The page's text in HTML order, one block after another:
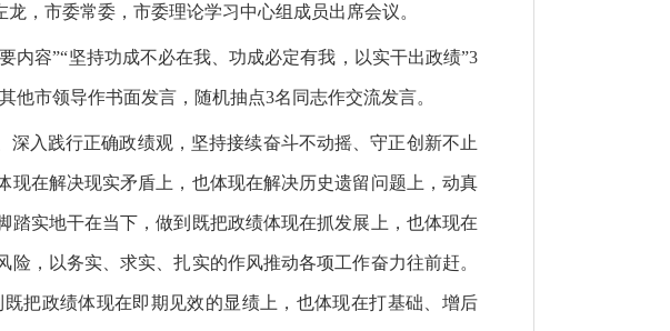
，市委常委，市委理论学习中心组成员出席会议。
内容”“坚持功成不必在我、功成必定有我，以实干出政绩”3
市领导作书面发言，随机抽点3名同志作交流发言。
入践行正确政绩观，坚持接续奋斗不动摇、守正创新不止
在解决现实矛盾上，也体现在解决历史遗留问题上，动真
实地干在当下，做到既把政绩体现在抓发展上，也体现在
，以务实、求实、扎实的作风推动各项工作奋力往前赶。
把政绩体现在即期见效的显绩上，也体现在打基础、增后